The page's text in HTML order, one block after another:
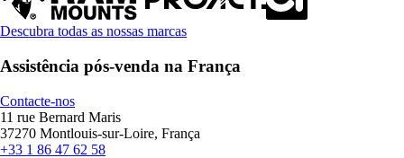
Descubra todas as nossas marcas
Assistência pós-venda na França
Contacte-nos
11 rue Bernard Maris
37270 Montlouis-sur-Loire, França
+33 1 86 47 62 58